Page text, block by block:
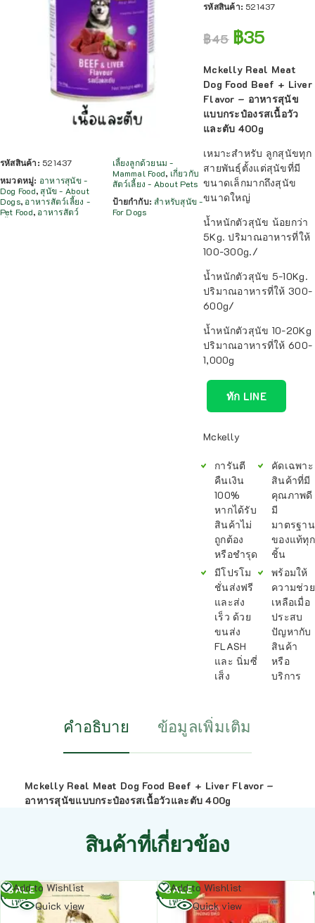
รหัสสินค้า: 521437
หมวดหมู่: อาหารสุนัข -
Dog Food,สุนัข - About
Dogs, อาหารสัตว์เลี้ยง -
Pet Food, อาหารสัตว์
เลี้ยงลูกด้วยนม -
Mammal Food, เกี่ยวกับ
สัตว์เลี้ยง - About Pets
ป้ายกำกับ:สำหรับสุนัข -
For Dogs
รหัสสินค้า: 521437
฿45 ฿35
Mckelly Real Meat
Dog Food Beef + Liver
Flavor – อาหารสุนัข
แบบกระป๋องรสเนื้อวัว
และตับ 400g
เหมาะสำหรับ ลูกสุนัขทุก
สายพันธุ์ตั้งแต่สุนัขที่มี
ขนาดเล็กมากถึงสุนัข
ขนาดใหญ่
น้ำหนักตัวสุนัข น้อยกว่า
5Kg. ปริมาณอาหารที่ให้
100-300g./
น้ำหนักตัวสุนัข 5-10Kg.
ปริมาณอาหารที่ให้ 300-
600g/
น้ำหนักตัวสุนัข 10-20Kg
ปริมาณอาหารที่ให้ 600-
1,000g
ทัก LINE
Mckelly
การันตี
คืนเงิน
100%
หากได้รับ
สินค้าไม่
ถูกต้อง
หรือชำรุด
มีโปรโม
ชั่นส่งฟรี
และส่ง
เร็ว ด้วย
ขนส่ง
FLASH
และ นิ่มซี่
เส็ง
คัดเฉพาะ
สินค้าที่มี
คุณภาพดี
มี
มาตรฐาน
ของแท้ทุก
ชิ้น
พร้อมให้
ความช่วย
เหลือเมื่อ
ประสบ
ปัญหากับ
สินค้า
หรือ
บริการ
คำอธิบาย ข้อมูลเพิ่มเติม
Mckelly Real Meat Dog Food Beef + Liver Flavor –
อาหารสุนัขแบบกระป๋องรสเนื้อวัวและตับ 400g
สินค้าที่เกี่ยวข้อง
SALE
Add to Wishlist
Quick view
อ่าน
เพิ่ม
SALE
Add to Wishlist
Quick view
อ่าน
เพิ่ม